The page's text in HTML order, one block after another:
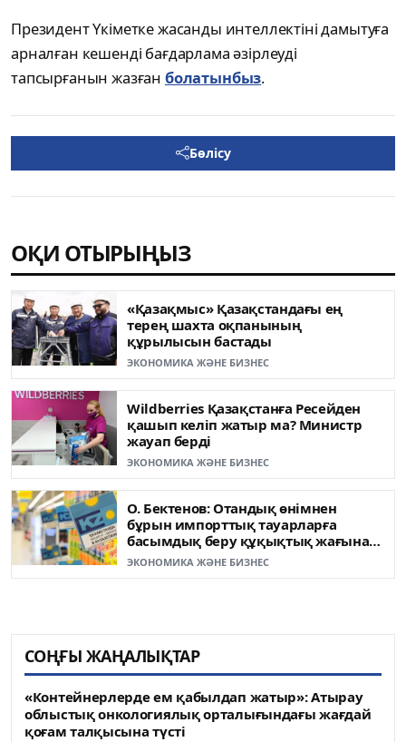
Президент Үкіметке жасанды интеллектіні дамытуға
арналған кешенді бағдарлама әзірлеуді
тапсырғанын жазған болатынбыз.
Бөлісу
ОҚИ ОТЫРЫҢЫЗ
«Қазақмыс» Қазақстандағы ең
терең шахта оқпанының
құрылысын бастады
ЭКОНОМИКА ЖӘНЕ БИЗНЕС
Wildberries Қазақстанға Ресейден
қашып келіп жатыр ма? Министр
жауап берді
ЭКОНОМИКА ЖӘНЕ БИЗНЕС
О. Бектенов: Отандық өнімнен
бұрын импорттық тауарларға
басымдық беру құқықтық жағынан
ғана емес, моральдық тұрғыдан да
дұрыс емес
ЭКОНОМИКА ЖӘНЕ БИЗНЕС
СОҢҒЫ ЖАҢАЛЫҚТАР
«Контейнерлерде ем қабылдап жатыр»: Атырау
облыстық онкологиялық орталығындағы жағдай
қоғам талқысына түсті